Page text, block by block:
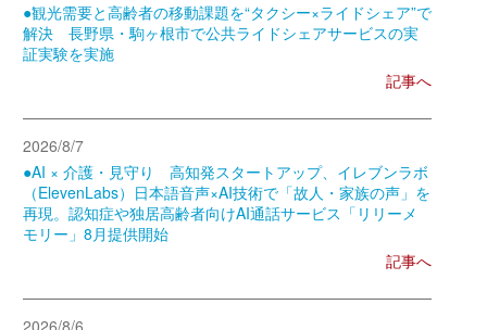
●観光需要と高齢者の移動課題を“タクシー×ライドシェア”で
解決 長野県・駒ヶ根市で公共ライドシェアサービスの実
証実験を実施
記事へ
2026/8/7
●AI × 介護・見守り 高知発スタートアップ、イレブンラボ
（ElevenLabs）日本語音声×AI技術で「故人・家族の声」を
再現。認知症や独居高齢者向けAI通話サービス「リリーメ
モリー」8月提供開始
記事へ
2026/8/6